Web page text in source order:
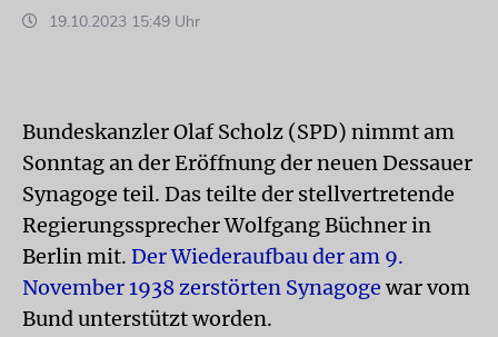
19.10.2023 15:49 Uhr
Bundeskanzler Olaf Scholz (SPD) nimmt am
Sonntag an der Eröffnung der neuen Dessauer
Synagoge teil. Das teilte der stellvertretende
Regierungssprecher Wolfgang Büchner in
Berlin mit. Der Wiederaufbau der am 9.
November 1938 zerstörten Synagogewar vom
Bund unterstützt worden.